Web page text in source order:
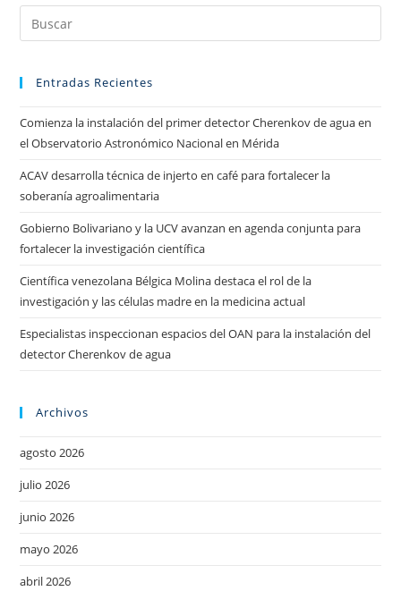
Entradas Recientes
Comienza la instalación del primer detector Cherenkov de agua en
el Observatorio Astronómico Nacional en Mérida
ACAV desarrolla técnica de injerto en café para fortalecer la
soberanía agroalimentaria
Gobierno Bolivariano y la UCV avanzan en agenda conjunta para
fortalecer la investigación científica
Científica venezolana Bélgica Molina destaca el rol de la
investigación y las células madre en la medicina actual
Especialistas inspeccionan espacios del OAN para la instalación del
detector Cherenkov de agua
Archivos
agosto 2026
julio 2026
junio 2026
mayo 2026
abril 2026